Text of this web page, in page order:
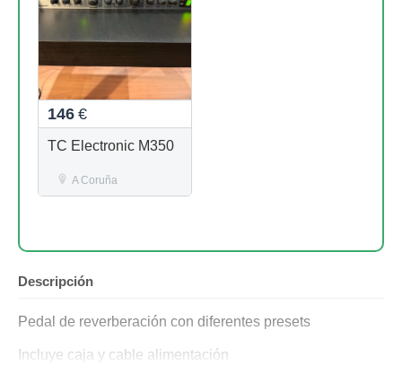
146 €
TC Electronic M350
A Coruña
Descripción
Pedal de reverberación con diferentes presets
Incluye caja y cable alimentación